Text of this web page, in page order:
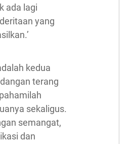
ada lagi
yang
kedua
terang
sekaligus.
semangat,
dan